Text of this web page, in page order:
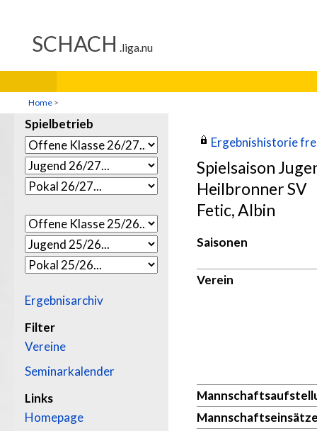
Home >
Spielbetrieb
Ergebnisarchiv
Filter
Vereine
Seminarkalender
Links
Homepage
Ergebnishistorie
Spielsaison
Heilbronner SV
Fetic, Albin
Saisonen
Verein